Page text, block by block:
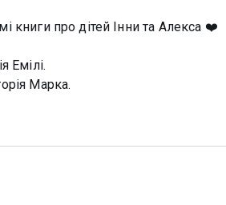
книги про дітей Інни та Алекса ❤️
Емілі.
Марка.